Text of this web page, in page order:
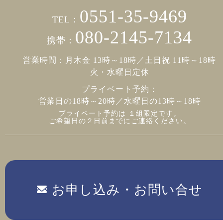
TEL： 0551-35-9469
携帯： 080-2145-7134
営業時間：月木金 13時～18時／土日祝 11時～18時
火・水曜日定休
プライベート予約：
営業日の18時～20時／水曜日の13時～18時
プライベート予約は １組限定です。
ご希望日の２日前までにご連絡ください。
お申し込み・お問い合せ